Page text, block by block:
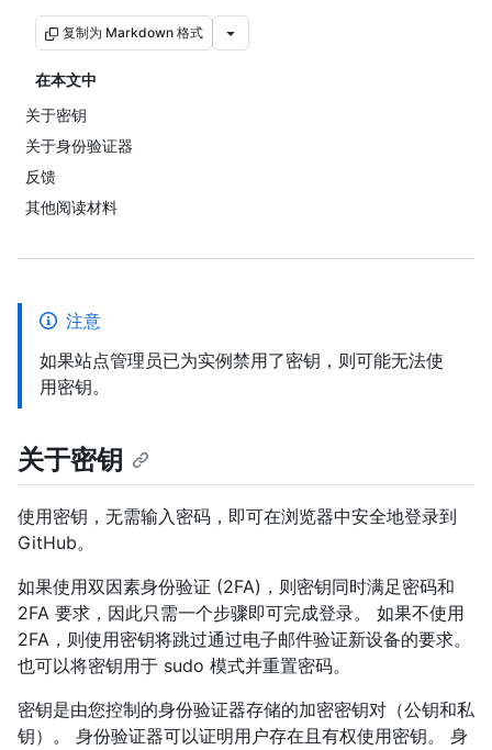
复制为 Markdown 格式
在本文中
关于密钥
关于身份验证器
反馈
其他阅读材料
注意
如果站点管理员已为实例禁用了密钥，则可能无法使
用密钥。
关于密钥
使用密钥，无需输入密码，即可在浏览器中安全地登录到
GitHub。
如果使用双因素身份验证 (2FA)，则密钥同时满足密码和
2FA 要求，因此只需一个步骤即可完成登录。 如果不使用
2FA，则使用密钥将跳过通过电子邮件验证新设备的要求。
也可以将密钥用于 sudo 模式并重置密码。
密钥是由您控制的身份验证器存储的加密密钥对（公钥和私
钥）。 身份验证器可以证明用户存在且有权使用密钥。 身